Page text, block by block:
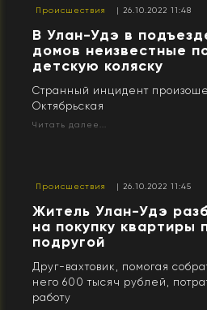
Происшествия | 26.10.2022 11:48
В Улан-Удэ в
домов неизвестные
детскую коляску
Странный инцидент
Октябрьская
Читать далее...
Происшествия | 26.10.2022 11:45
Житель Улан-Удэ
на покупку квартиры
подругой
Друг-вахтовик, помогая
него 600 тысяч рублей,
работу